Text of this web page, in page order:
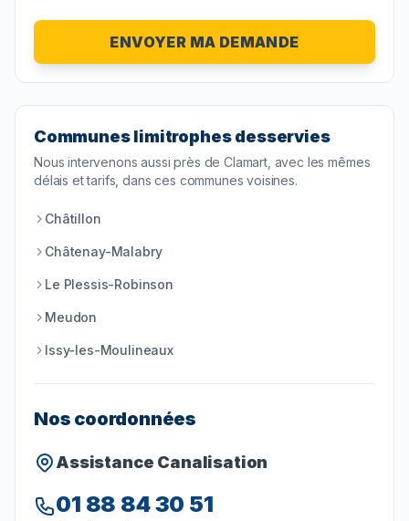
ENVOYER MA DEMANDE
Communes limitrophes desservies
Nous intervenons aussi près deClamart, avec les mêmes
délais et tarifs, dans ces communes voisines.
Châtillon
Châtenay-Malabry
Le Plessis-Robinson
Meudon
Issy-les-Moulineaux
Nos coordonnées
Assistance Canalisation
01 88 84 30 51